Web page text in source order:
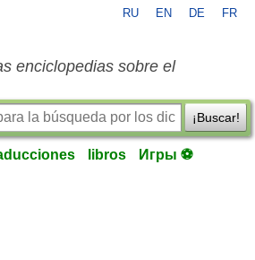
RU EN DE FR
enciclopedias sobre el
¡Buscar!
libros Игры ⚽